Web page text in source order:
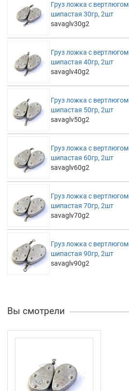
Груз ложка с вертлюгом
шипастая 30гр, 2шт
savaglv30g2
Груз ложка с вертлюгом
шипастая 40гр, 2шт
savaglv40g2
Груз ложка с вертлюгом
шипастая 50гр, 2шт
savaglv50g2
Груз ложка с вертлюгом
шипастая 60гр, 2шт
savaglv60g2
Груз ложка с вертлюгом
шипастая 70гр, 2шт
savaglv70g2
Груз ложка с вертлюгом
шипастая 90гр, 2шт
savaglv90g2
Вы смотрели